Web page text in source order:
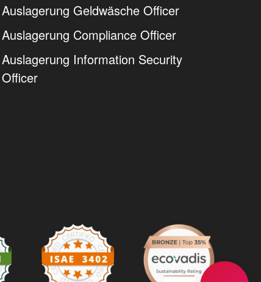
Auslagerung Geldwäsche Officer
Auslagerung Compliance Officer
Auslagerung Information Security
Officer